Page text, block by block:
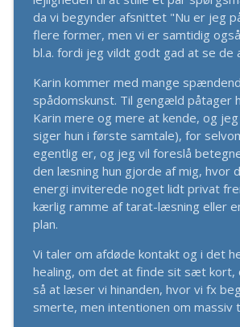
#431 - Et Helt Almindeligt
Lyden Af Et Bedre Liv
#430 - Erik B. Smith:
Gestaltterapi og Refleksion
Lyden Af Et Bedre Liv
#429 - Maria Durhuus: Du Må
Lyden Af Et Bedre Liv
Lyden Af Et Bedre Liv
#428 - Tarot og Astrologi og
da vi begynder afsnittet "Nu er jeg
flere former, men vi er samtidig
bl.a. fordi jeg vildt godt gad at se
Karin kommer med mange
spådomskunst. Til gengæld påtager
Karin mere og mere at kende, og
siger hun i første samtale), for
egentlig er, og jeg vil foreslå
den læsning hun gjorde af mig, hvor
energi inviterede noget lidt privat
kærlig ramme af tarat-læsning eller
plan.
Vi taler om afdøde kontakt og i det
healing, om det at finde sit sæt
så at læser vi hinanden, hvor vi fx
smerte, men intentionen om massiv